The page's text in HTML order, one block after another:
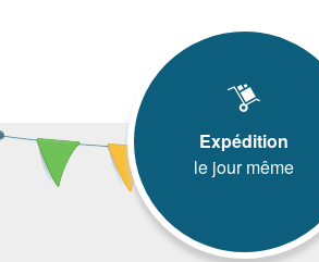
Expédition
le jour même